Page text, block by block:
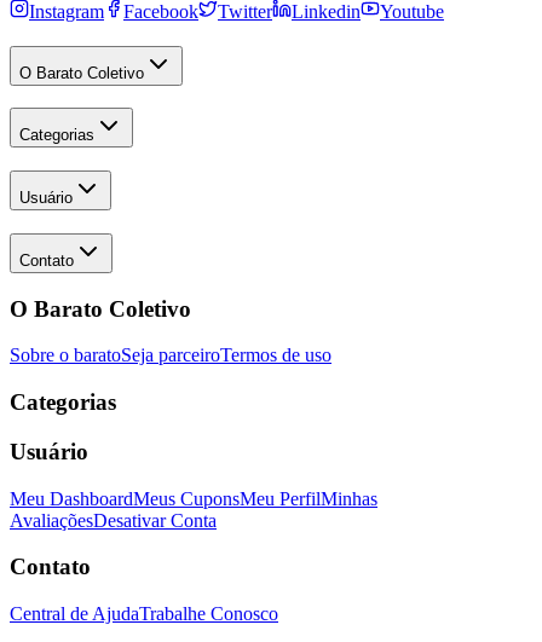
Instagram Facebook Twitter Linkedin Youtube
O Barato Coletivo
Categorias
Usuário
Contato
O Barato Coletivo
Sobre o baratoSeja parceiroTermos de uso
Categorias
Usuário
Meu DashboardMeus CuponsMeu PerfilMinhas
AvaliaçõesDesativar Conta
Contato
Central de AjudaTrabalhe Conosco